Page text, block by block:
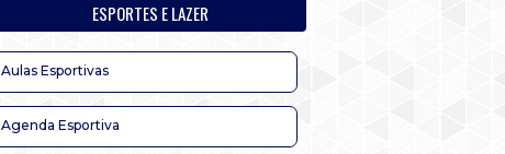
ESPORTES E LAZER
Aulas Esportivas
Agenda Esportiva